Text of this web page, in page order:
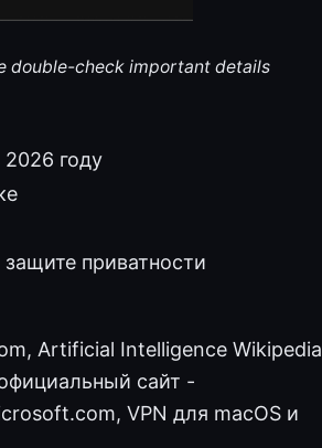
double-check important details
году
приватности
Artificial Intelligence Wikipedia
сайт -
VPN для macOS и